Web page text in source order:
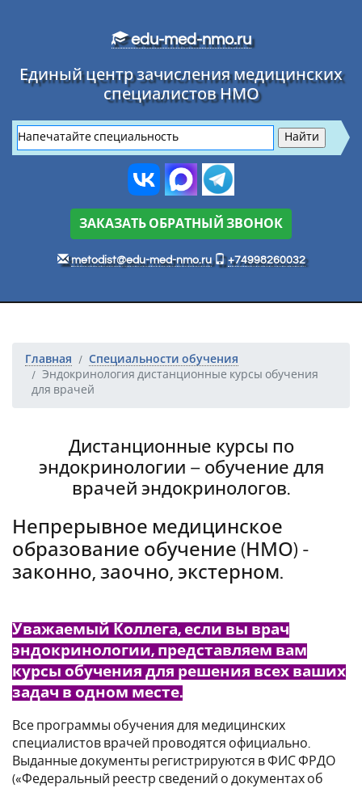
edu-med-nmo.ru
Единый центр зачисления медицинских
специалистов НМО
ЗАКАЗАТЬ ОБРАТНЫЙ ЗВОНОК
metodist@edu-med-nmo.ru +74998260032
Главная
Специальности обучения
Эндокринология дистанционные курсы обучения
для врачей
Дистанционные курсы по
эндокринологии – обучение для
врачей эндокринологов.
Непрерывное медицинское
образование обучение (НМО) -
законно, заочно, экстерном.
Уважаемый Коллега, если вы врач
эндокринологии, представляем вам
курсы обучения для решения всех ваших
задач в одном месте.
Все программы обучения для медицинских
специалистов врачей проводятся официально.
Выданные документы регистрируются в ФИС ФРДО
(«Федеральный реестр сведений о документах об